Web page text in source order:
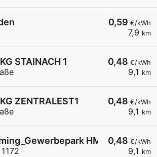
0,59 €/kWh
7,9 km
0,48 €/kWh
9,1 km
STAINACH 1
0,48 €/kWh
9,1 km
ZENTRALEST1
0,48 €/kWh
9,1 km
HMG